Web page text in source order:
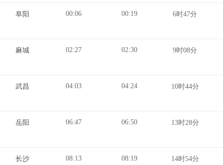
阜阳 00:06 00:19 6时47分
麻城 02:27 02:30 9时08分
武昌 04:03 04:24 10时44分
岳阳 06:47 06:50 13时28分
长沙 08:13 08:19 14时54分